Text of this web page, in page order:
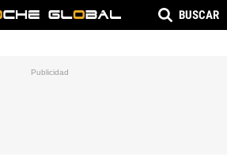
BUSCAR